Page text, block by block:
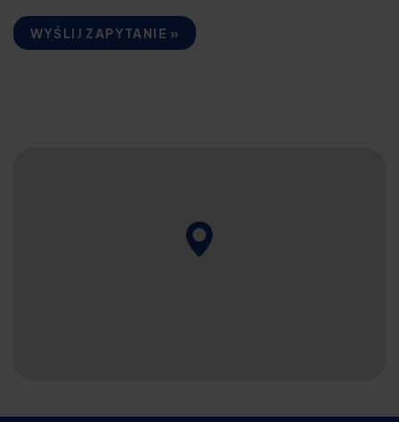
WYŚLIJ ZAPYTANIE »